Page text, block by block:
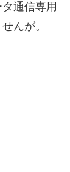
通信専用
んが。